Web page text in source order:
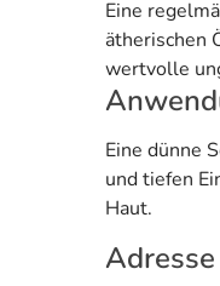
Eine
ätherischen
wertvolle
Eine dünne
und tiefen
Haut.